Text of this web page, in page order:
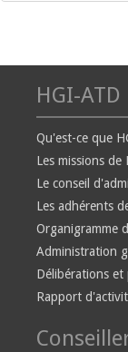
HGI-ATD
Qu'est-ce que
Les missions de
Le conseil
Les adhérents
Organigramme
Administration
Délibérations et
Rapport